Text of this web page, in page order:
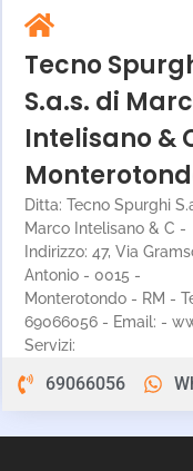
Tecno
S.a.s. di
Intelisano &
Ditta: Tecno Spurghi
Marco Intelisano & C -
Indirizzo: 47, Via
Antonio - 0015 -
Monterotondo - RM -
69066056 - Email: -
Servizi:
69066056